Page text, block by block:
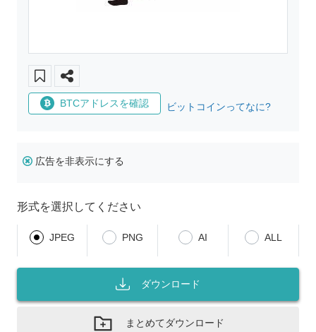
BTCアドレスを確認 ビットコインってなに?
広告を非表示にする
形式を選択してください
JPEG PNG AI ALL
ダウンロード
まとめてダウンロード